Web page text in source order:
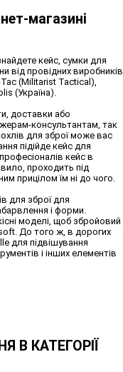
магазині
кейс, сумки для
від провідних виробників
(Militarist Tactical),
(Україна).
доставки або
консультантам, так
для зброї може вас
підійде кейс для
кейс в
проходить під
прицілом їм ні до чого.
для зброї для
і форми.
моделі, щоб збройовий
До того ж, в дорогих
для підвішування
і інших елементів
В КАТЕГОРІЇ